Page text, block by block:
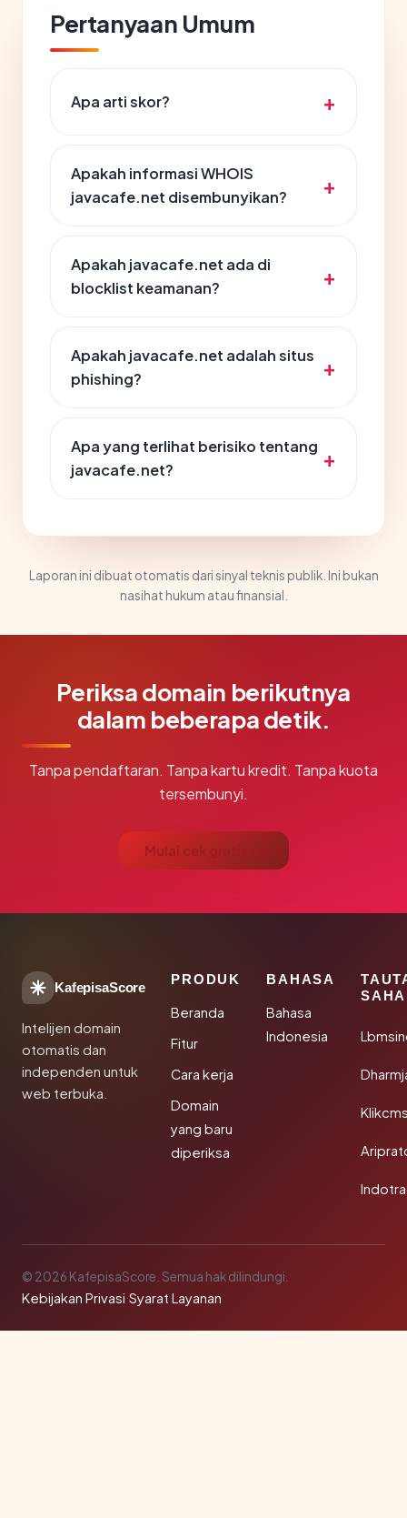
Pertanyaan Umum
Apa arti skor?
Apakah informasi WHOIS
javacafe.net disembunyikan?
Apakah javacafe.net ada di
blocklist keamanan?
Apakah javacafe.net adalah situs
phishing?
Apa yang terlihat berisiko tentang
javacafe.net?
Laporan ini dibuat otomatis dari sinyal teknis publik. Ini bukan
nasihat hukum atau finansial.
Periksa domain berikutnya
dalam beberapa detik.
Tanpa pendaftaran. Tanpa kartu kredit. Tanpa kuota
tersembunyi.
Mulai cek gratis →
KafepisaScore
Intelijen domain
otomatis dan
independen untuk
web terbuka.
PRODUK
Beranda
Fitur
Cara kerja
Domain
yang baru
diperiksa
BAHASA
Bahasa
Indonesia
© 2026 KafepisaScore. Semua hak dilindungi.
Kebijakan Privasi·Syarat Layanan